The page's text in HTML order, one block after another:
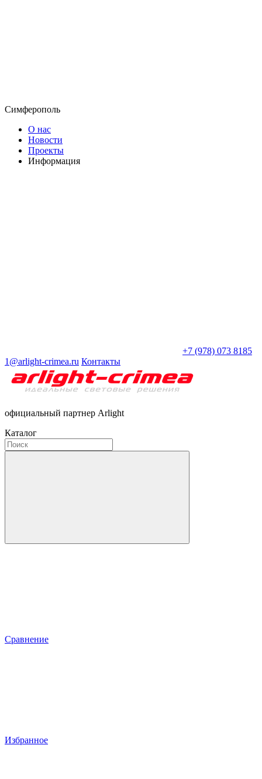
Симферополь
О нас
Новости
Проекты
Информация
+7 (978) 073 8185
1@arlight-crimea.ru Контакты
официальный партнер Arlight
Каталог
Сравнение
Избранное